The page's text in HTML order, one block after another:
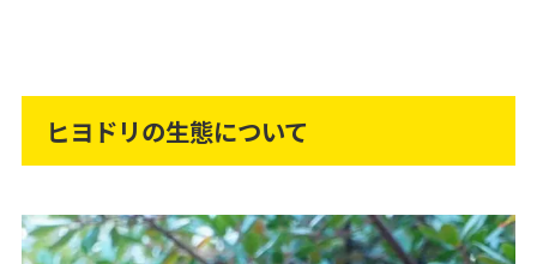
ヒヨドリの生態について